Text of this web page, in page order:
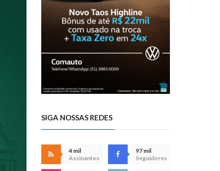
SIGA NOSSAS REDES
4 mil
Assinantes
97 mil
Seguidores